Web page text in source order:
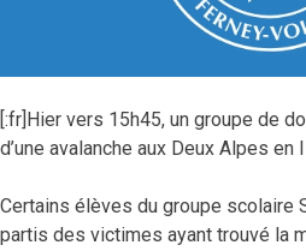
[:fr]Hier vers 15h45, un groupe de
d’une avalanche aux Deux Alpes en
Certains élèves du groupe scolaire
partis des victimes ayant trouvé la